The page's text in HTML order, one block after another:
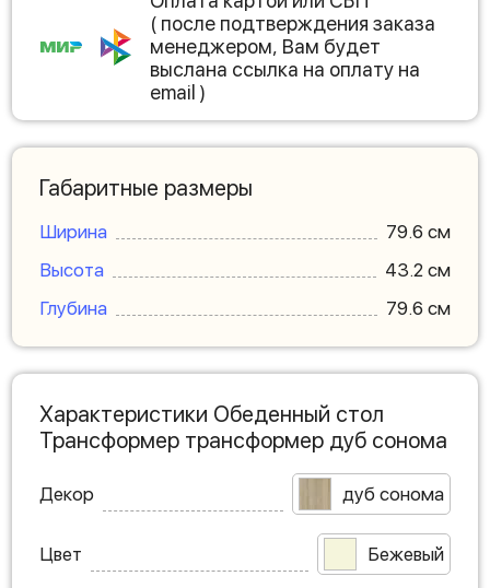
( после подтверждения заказа
менеджером, Вам будет
выслана ссылка на оплату на
email )
Габаритные размеры
Ширина
79.6 см
Высота
43.2 см
Глубина
79.6 см
Характеристики Обеденный стол
Трансформер трансформер дуб сонома
Декор дуб сонома
Цвет Бежевый